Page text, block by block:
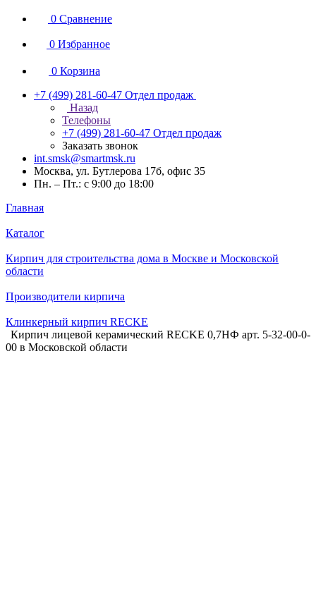
0 Сравнение
0 Избранное
0 Корзина
+7 (499) 281-60-47 Отдел продаж
Назад
Телефоны
+7 (499) 281-60-47 Отдел продаж
Заказать звонок
int.smsk@smartmsk.ru
Москва, ул. Бутлерова 17б, офис 35
Пн. – Пт.: с 9:00 до 18:00
Главная
Каталог
Кирпич для строительства дома в Москве и Московской
области
Производители кирпича
Клинкерный кирпич RECKE
Кирпич лицевой керамический RECKE 0,7НФ арт. 5-32-00-0-
00 в Московской области